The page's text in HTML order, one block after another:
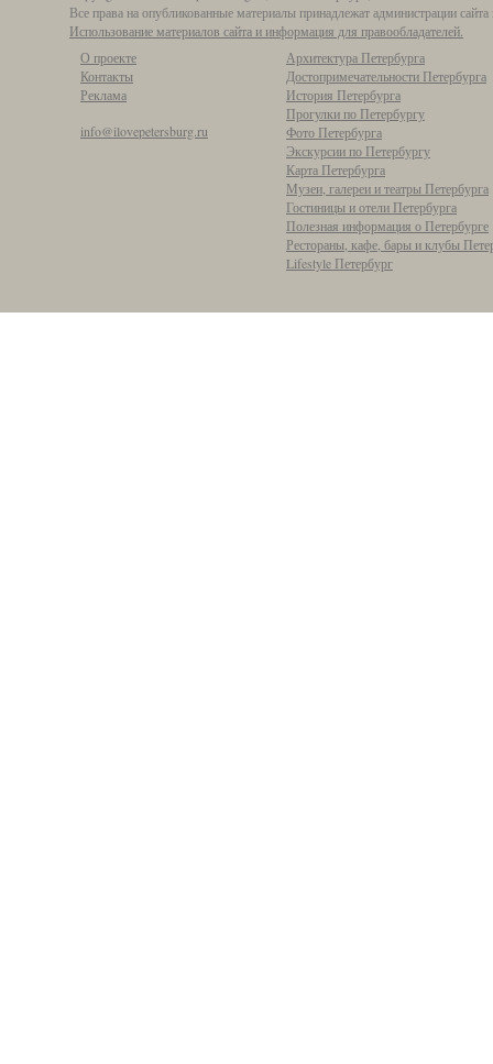
Все права на опубликованные материалы принадлежат администрации
Использование материалов сайта и информация для правообладателей.
О проекте
Контакты
Реклама
info@ilovepetersburg.ru
Архитектура Петербурга
Достопримечательности Петербурга
История Петербурга
Прогулки по Петербургу
Фото Петербурга
Экскурсии по Петербургу
Карта Петербурга
Музеи, галереи и театры Петербурга
Гостиницы и отели Петербурга
Полезная информация о Петербурге
Рестораны, кафе, бары и клубы
Lifestyle Петербург